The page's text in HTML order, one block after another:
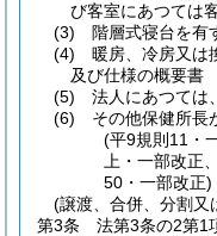
び客室にあつては
(3)
階層式寝台を有
(4)
暖房、冷房又は
及び仕様の概要書
(5)
法人にあつては
(6)
その他保健所長
(平9規則11・
上・一部改正
50・一部改正)
(譲渡、合併、分割又
第3条
法第3条の2第1